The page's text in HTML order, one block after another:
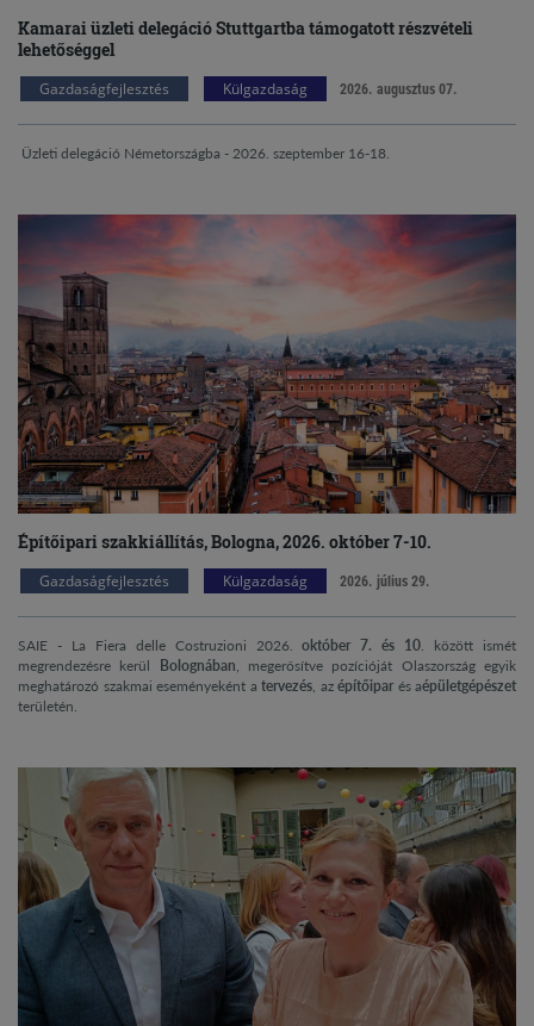
Kamarai üzleti delegáció Stuttgartba támogatott részvételi
lehetőséggel
Gazdaságfejlesztés Külgazdaság 2026. augusztus 07.
Üzleti delegáció Németországba - 2026. szeptember 16-18.
Építőipari szakkiállítás, Bologna, 2026. október 7-10.
Gazdaságfejlesztés Külgazdaság 2026. július 29.
SAIE - La Fiera delle Costruzioni 2026.október 7. és 10 . között ismét
megrendezésre kerül Bolognában , megerősítve pozícióját Olaszország egyik
meghatározó szakmai eseményeként a tervezés , az építőiparés aépületgépészet
területén.